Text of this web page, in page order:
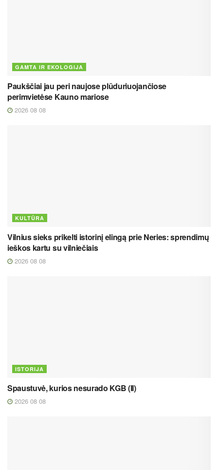
GAMTA IR EKOLOGIJA
Paukščiai jau peri naujose plūduriuojančiose
perimvietėse Kauno mariose
2026 08 08
KULTŪRA
Vilnius sieks prikelti istorinį elingą prie Neries: sprendimų
ieškos kartu su vilniečiais
2026 08 08
ISTORIJA
Spaustuvė, kurios nesurado KGB (II)
2026 08 08